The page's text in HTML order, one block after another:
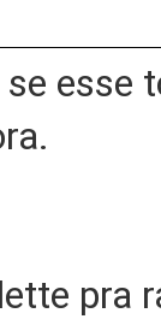
se
pra